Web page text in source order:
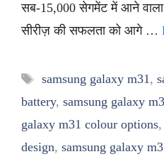
सब-15,000 सेगमेंट में आने
सीरीज़ की सफलता को आगे …
Tags
samsung galaxy m31,
battery, samsung galaxy
galaxy m31 colour options,
design, samsung galaxy